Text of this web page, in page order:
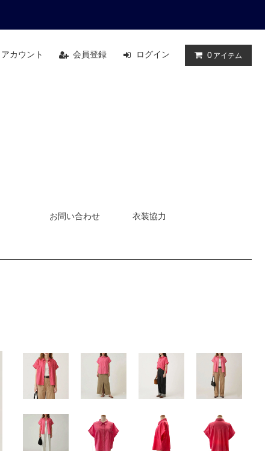
アカウント 会員登録 ログイン 0 アイテム
お問い合わせ 衣装協力